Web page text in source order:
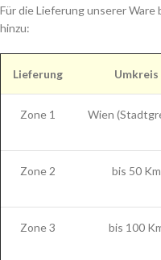
Für die Lieferung unserer
hinzu:
Lieferung Umkreis
Zone 1 Wien
Zone 2 bis 50 Km
Zone 3 bis 100